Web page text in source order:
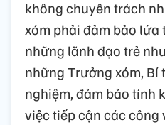
không chuyên trách
xóm phải đảm bảo lứa
những lãnh đạo trẻ
những Trưởng xóm, Bí
nghiệm, đảm bảo tính
việc tiếp cận các công